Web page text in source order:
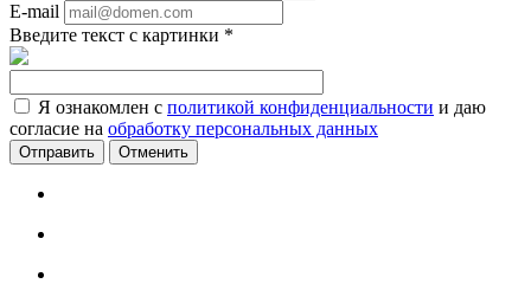
E-mail
Введите текст с картинки *
Я ознакомлен с политикой конфиденциальности и даю
согласие на обработку персональных данных
Отменить